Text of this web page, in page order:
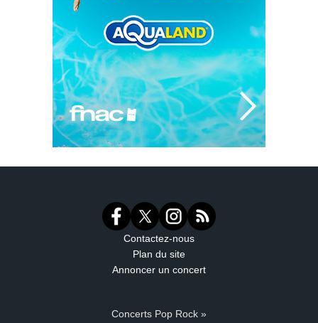
Contactez-nous
Plan du site
Annoncer un concert
Concerts Pop Rock »